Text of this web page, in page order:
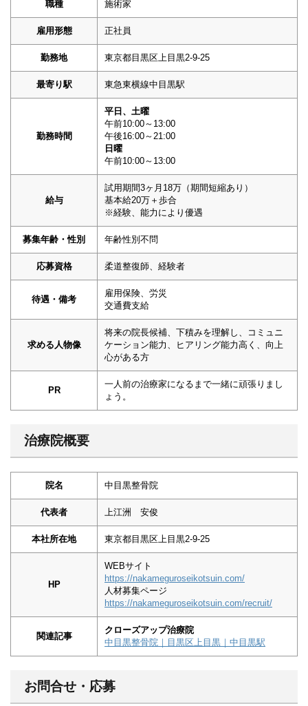
職種 施術家
雇用形態 正社員
勤務地 東京都目黒区上目黒2-9-25
最寄り駅 東急東横線中目黒駅
勤務時間
平日、土曜
午前10:00～13:00
午後16:00～21:00
日曜
午前10:00～13:00
給与
試用期間3ヶ月18万（期間短縮あり）
基本給20万＋歩合
※経験、能力により優遇
募集年齢・性別 年齢性別不問
応募資格 柔道整復師、経験者
待遇・備考
雇用保険、労災
交通費支給
求める人物像
将来の院長候補、下積みを理解し、コミュニ
ケーション能力、ヒアリング能力高く、向上
心がある方
PR
一人前の治療家になるまで一緒に頑張りまし
ょう。
治療院概要
院名 中目黒整骨院
代表者 上江洲 安俊
本社所在地 東京都目黒区上目黒2-9-25
HP
WEBサイト
https://nakameguroseikotsuin.com/
人材募集ページ
https://nakameguroseikotsuin.com/recruit/
関連記事
クローズアップ治療院
中目黒整骨院｜目黒区上目黒｜中目黒駅
お問合せ・応募